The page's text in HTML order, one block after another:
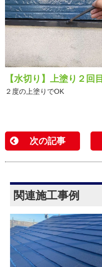
【水切り】上塗り２回目
２度の上塗りでOK
次の記事
関連施工事例